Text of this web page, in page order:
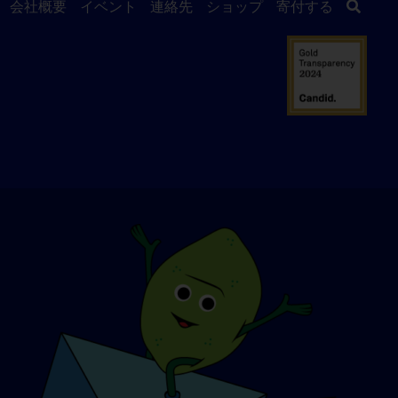
会社概要 イベント 連絡先 ショップ 寄付する